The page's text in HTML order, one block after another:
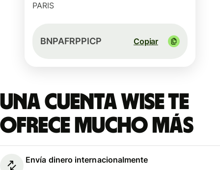
PARIS
BNPAFRPPICP Copiar
Una cuenta Wise te
ofrece mucho más
Envía dinero internacionalmente